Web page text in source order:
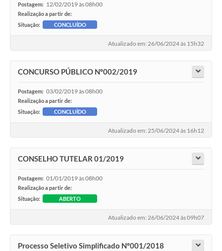
Postagem: 12/02/2019 às 08h00
Realização a partir de:
Situação:
CONCLUÍDO
Atualizado em: 26/06/2024 às 15h32
CONCURSO PÚBLICO Nº002/2019
Postagem: 03/02/2019 às 08h00
Realização a partir de:
Situação:
CONCLUÍDO
Atualizado em: 25/06/2024 às 16h12
CONSELHO TUTELAR 01/2019
Postagem: 01/01/2019 às 08h00
Realização a partir de:
Situação:
ABERTO
Atualizado em: 26/06/2024 às 09h07
Processo Seletivo Simplificado Nº001/2018